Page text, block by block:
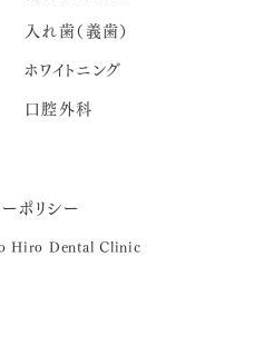
入れ歯（義歯）
ホワイトニング
口腔外科
ポリシー
Hiro Dental Clinic